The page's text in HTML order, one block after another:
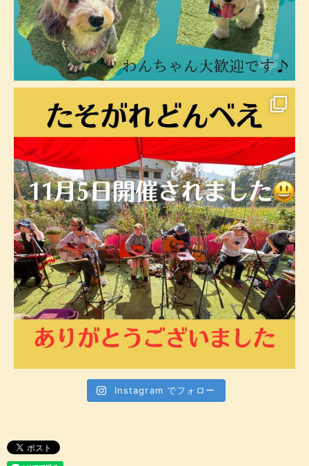
Instagram でフォロー